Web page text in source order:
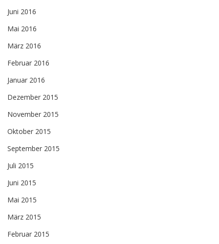
Juni 2016
Mai 2016
März 2016
Februar 2016
Januar 2016
Dezember 2015
November 2015
Oktober 2015
September 2015
Juli 2015
Juni 2015
Mai 2015
März 2015
Februar 2015